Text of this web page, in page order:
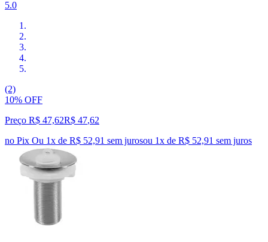
5.0
(2)
10% OFF
Preço R$ 47,62R$ 47,62
no Pix Ou 1x de R$ 52,91 sem jurosou 1x de R$ 52,91 sem juros